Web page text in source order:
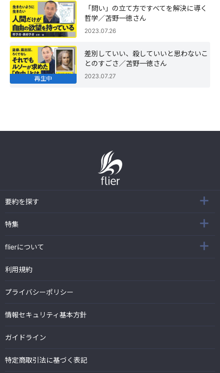
「問い」の立て方ですべてを解決に導く
哲学／苫野一徳さん
2023.07.26
再生中
差別していい、殺していいと思わないこ
とのすごさ／苫野一徳さん
2023.07.27
要約を探す
特集
flierについて
利用規約
プライバシーポリシー
情報セキュリティ基本方針
ガイドライン
特定商取引法に基づく表記